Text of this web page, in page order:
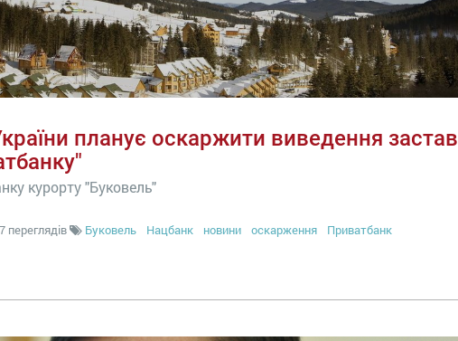
планує оскаржити виведення застав
курорту "Буковель"
переглядів Буковель Нацбанк новини оскарження Приватбанк